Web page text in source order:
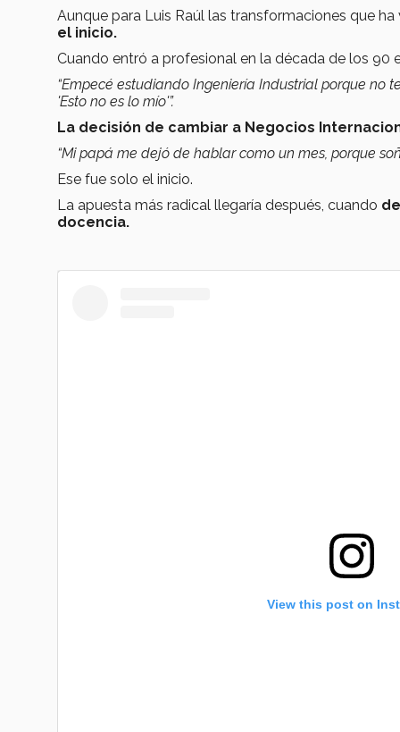
Aunque para Luis Raúl las transformaciones que ha
el inicio.
Cuando entró a profesional en la década de los 90
“Empecé estudiando Ingeniería Industrial porque no
'Esto no es lo mío'”.
La decisión de cambiar a Negocios
“Mi papá me dejó de hablar como un mes, porque
Ese fue solo el inicio.
La apuesta más radical llegaría después, cuando
docencia.
View this post on